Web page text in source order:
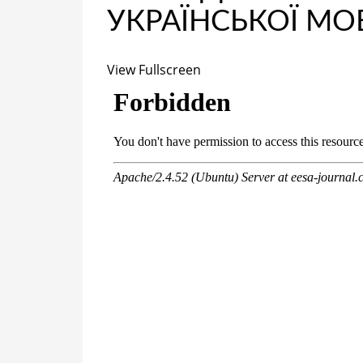
УКРАЇНСЬКОЇ
View Fullscreen
Перейти
содержимому
PDF